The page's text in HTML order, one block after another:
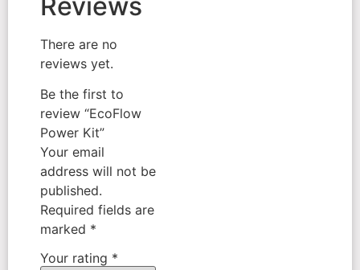
There are no
reviews yet.
Be the first to
review “EcoFlow
Power Kit”
Your email
address will not be
published.
Required fields are
marked *
Your rating *